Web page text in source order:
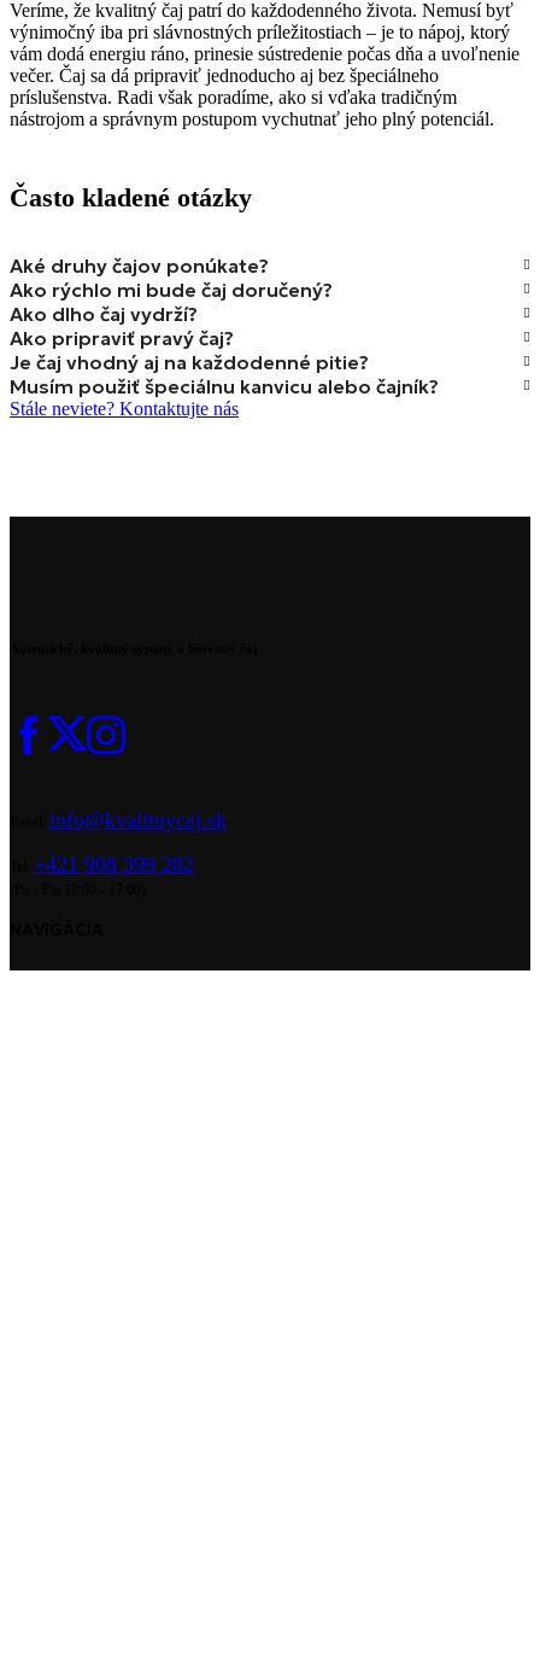
Veríme, že kvalitný čaj patrí do každodenného života. Nemusí byť
výnimočný iba pri slávnostných príležitostiach – je to nápoj, ktorý
vám dodá energiu ráno, prinesie sústredenie počas dňa a uvoľnenie
večer. Čaj sa dá pripraviť jednoducho aj bez špeciálneho
príslušenstva. Radi však poradíme, ako si vďaka tradičným
nástrojom a správnym postupom vychutnať jeho plný potenciál.
Často kladené otázky
Aké druhy čajov ponúkate?
Ako rýchlo mi bude čaj doručený?
Ako dlho čaj vydrží?
Ako pripraviť pravý čaj?
Je čaj vhodný aj na každodenné pitie?
Musím použiť špeciálnu kanvicu alebo čajník?
Stále neviete? Kontaktujte nás
info@kvalitnycaj.sk
+421 908 399 282